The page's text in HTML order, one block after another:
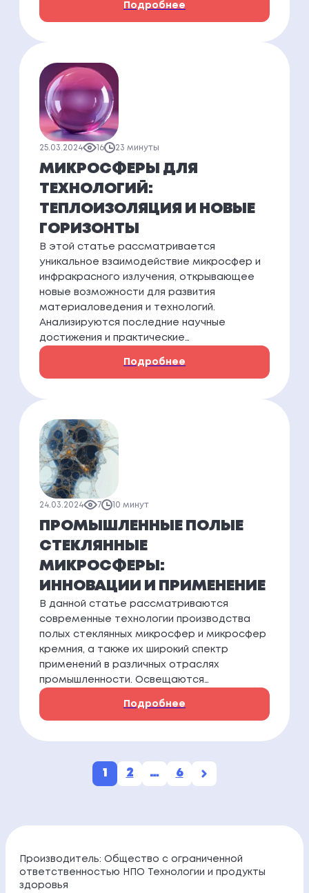
Подробнее
25.03.2024 16 23 минуты
МИКРОСФЕРЫ ДЛЯ
ТЕХНОЛОГИЙ:
ТЕПЛОИЗОЛЯЦИЯ И НОВЫЕ
ГОРИЗОНТЫ
В этой статье рассматривается
уникальное взаимодействие микросфер и
инфракрасного излучения, открывающее
новые возможности для развития
материаловедения и технологий.
Анализируются последние научные
достижения и практические…
Подробнее
24.03.2024 7 10 минут
ПРОМЫШЛЕННЫЕ ПОЛЫЕ
СТЕКЛЯННЫЕ
МИКРОСФЕРЫ:
ИННОВАЦИИ И ПРИМЕНЕНИЕ
В данной статье рассматриваются
современные технологии производства
полых стеклянных микросфер и микросфер
кремния, а также их широкий спектр
применений в различных отраслях
промышленности. Освещаются…
Подробнее
Г
И
Н
1 2 … 6
Производитель: Общество с ограниченной
ответственностью НПО Технологии и продукты
здоровья